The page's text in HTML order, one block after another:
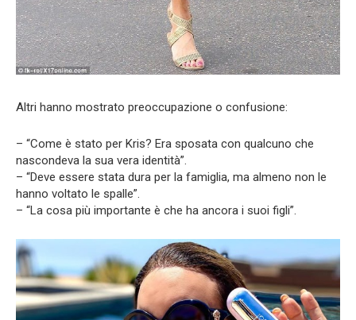
Altri hanno mostrato preoccupazione o confusione:
– “Come è stato per Kris? Era sposata con qualcuno che
nascondeva la sua vera identità”.
– “Deve essere stata dura per la famiglia, ma almeno non le
hanno voltato le spalle”.
– “La cosa più importante è che ha ancora i suoi figli”.